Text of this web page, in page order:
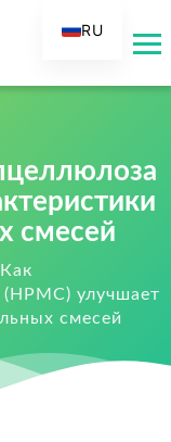
смесей
Как
улучшает
смесей
RU
ES
FR
IT
FI
NL